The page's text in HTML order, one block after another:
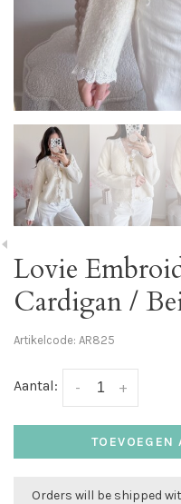
Lovie
Cardigan /
Artikelcode: AR825
Aantal: +
-
TOEVOEGEN
Orders will be shipped